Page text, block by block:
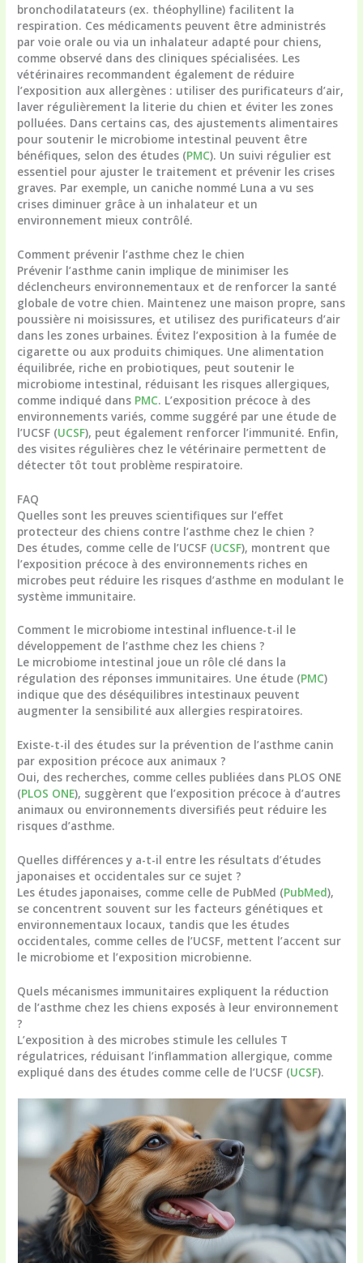
bronchodilatateurs (ex. théophylline) facilitent la
respiration. Ces médicaments peuvent être administrés
par voie orale ou via un inhalateur adapté pour chiens,
comme observé dans des cliniques spécialisées. Les
vétérinaires recommandent également de réduire
l’exposition aux allergènes : utiliser des purificateurs d’air,
laver régulièrement la literie du chien et éviter les zones
polluées. Dans certains cas, des ajustements alimentaires
pour soutenir le microbiome intestinal peuvent être
bénéfiques, selon des études (PMC). Un suivi régulier est
essentiel pour ajuster le traitement et prévenir les crises
graves. Par exemple, un caniche nommé Luna a vu ses
crises diminuer grâce à un inhalateur et un
environnement mieux contrôlé.
Comment prévenir l’asthme chez le chien
Prévenir l’asthme canin implique de minimiser les
déclencheurs environnementaux et de renforcer la santé
globale de votre chien. Maintenez une maison propre, sans
poussière ni moisissures, et utilisez des purificateurs d’air
dans les zones urbaines. Évitez l’exposition à la fumée de
cigarette ou aux produits chimiques. Une alimentation
équilibrée, riche en probiotiques, peut soutenir le
microbiome intestinal, réduisant les risques allergiques,
comme indiqué dans PMC. L’exposition précoce à des
environnements variés, comme suggéré par une étude de
l’UCSF (UCSF), peut également renforcer l’immunité. Enfin,
des visites régulières chez le vétérinaire permettent de
détecter tôt tout problème respiratoire.
FAQ
Quelles sont les preuves scientifiques sur l’effet
protecteur des chiens contre l’asthme chez le chien ?
Des études, comme celle de l’UCSF (UCSF), montrent que
l’exposition précoce à des environnements riches en
microbes peut réduire les risques d’asthme en modulant le
système immunitaire.
Comment le microbiome intestinal influence-t-il le
développement de l’asthme chez les chiens ?
Le microbiome intestinal joue un rôle clé dans la
régulation des réponses immunitaires. Une étude (PMC)
indique que des déséquilibres intestinaux peuvent
augmenter la sensibilité aux allergies respiratoires.
Existe-t-il des études sur la prévention de l’asthme canin
par exposition précoce aux animaux ?
Oui, des recherches, comme celles publiées dans PLOS ONE
(PLOS ONE), suggèrent que l’exposition précoce à d’autres
animaux ou environnements diversifiés peut réduire les
risques d’asthme.
Quelles différences y a-t-il entre les résultats d’études
japonaises et occidentales sur ce sujet ?
Les études japonaises, comme celle de PubMed (PubMed),
se concentrent souvent sur les facteurs génétiques et
environnementaux locaux, tandis que les études
occidentales, comme celles de l’UCSF, mettent l’accent sur
le microbiome et l’exposition microbienne.
Quels mécanismes immunitaires expliquent la réduction
de l’asthme chez les chiens exposés à leur environnement
?
L’exposition à des microbes stimule les cellules T
régulatrices, réduisant l’inflammation allergique, comme
expliqué dans des études comme celle de l’UCSF (UCSF).